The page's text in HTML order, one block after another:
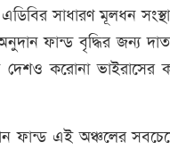
সাধারণ মূলধন
ফান্ড বৃদ্ধির জন্য
করোনা ভাইরাসের
এই অঞ্চলের